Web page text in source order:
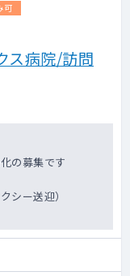
可
ス病院/訪問
の募集です
シー送迎）